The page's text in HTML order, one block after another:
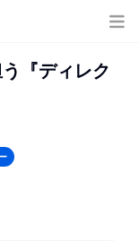
『ディレク